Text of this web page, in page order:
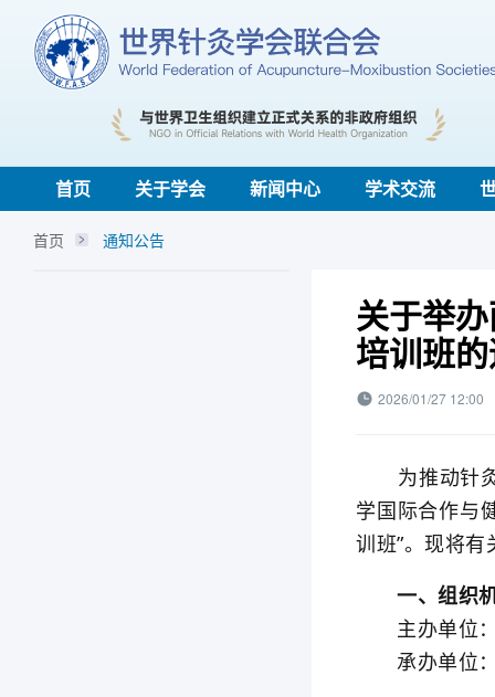
首页 关于学会 新闻中心 学术交流
首页 通知公告
关于举
培训班
2026/01/27 12:00
为推动针灸
学国际合作与
训班”。现将
一、组织
主办单位：
承办单位：